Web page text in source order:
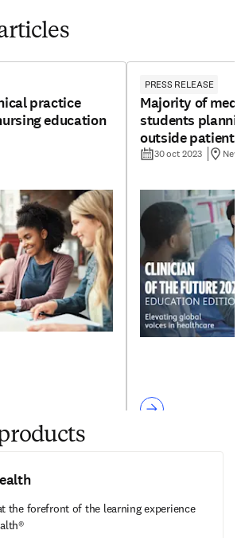
practice
education
PRESS RELEASE
Majority of
students
outside patient
burnout and
future
30 oct 2023
the forefront of the learning experience